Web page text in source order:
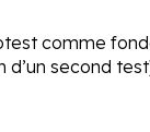
comme
second